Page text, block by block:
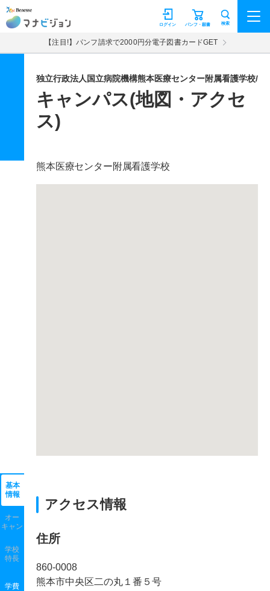
マナビジョン パンフ・願書
ログイン 検索
【注目!】パンフ請求で2000円分電子図書カードGET
独立行政法人国立病院機構熊本医療センター附属看護学校/
キャンパス(地図・アクセ
ス)
基本
情報
オー
キャン
学校
特長
学費
熊本医療センター附属看護学校
アクセス情報
住所
860-0008
熊本市中央区二の丸１番５号